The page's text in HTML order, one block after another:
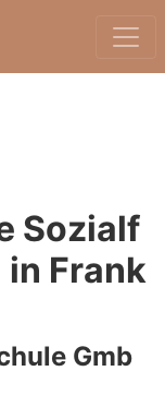
Sozialf
Frank
Gmb